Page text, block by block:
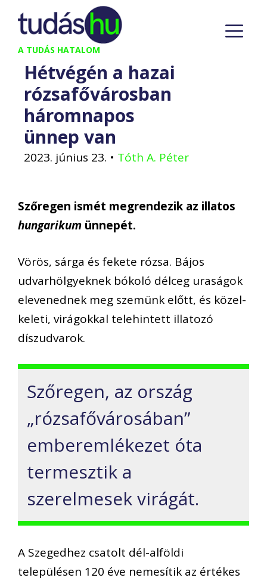
Kilépés
tartalomba
A TUDÁS HATALOM
Hétvégén a hazai
rózsafővárosban
háromnapos
ünnep van
2023. június 23. • Tóth A. Péter
Szőregen ismét megrendezik az illatos
hungarikum ünnepét.
Vörös, sárga és fekete rózsa. Bájos
udvarhölgyeknek bókoló délceg uraságok
elevenednek meg szemünk előtt, és közel-
keleti, virágokkal telehintett illatozó
díszudvarok.
Szőregen, az ország
„rózsafővárosában”
emberemlékezet óta
termesztik a
szerelmesek virágát.
A Szegedhez csatolt dél-alföldi
településen 120 éve nemesítik az értékes